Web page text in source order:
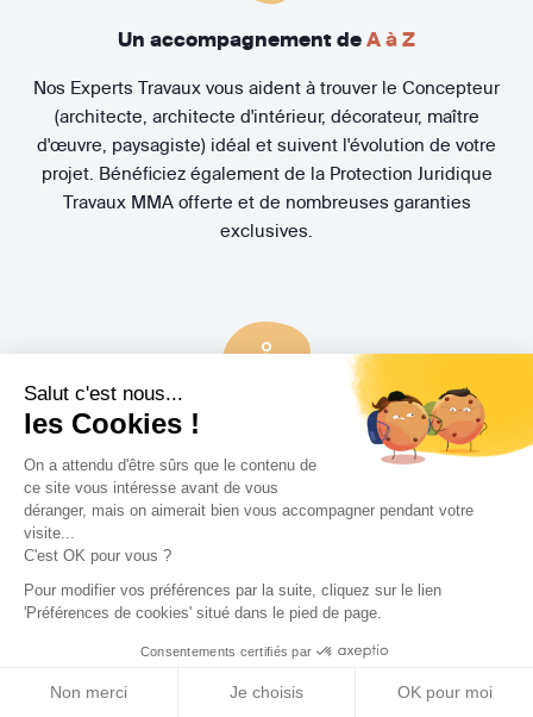
Salut c'est nous...
les Cookies !
On a attendu d'être sûrs que le contenu de
ce site vous intéresse avant de vous
déranger, mais on aimerait bien vous accompagner pendant votre
visite...
C'est OK pour vous ?
Pour modifier vos préférences par la suite, cliquez sur le lien
'Préférences de cookies' situé dans le pied de page.
Consentements certifiés par
Non merci Je choisis OK pour moi
Un accompagnement de A à Z
Nos Experts Travaux vous aident à trouver le Concepteur
(architecte, architecte d'intérieur, décorateur, maître
d'œuvre, paysagiste) idéal et suivent l'évolution de votre
projet. Bénéficiez également de la Protection Juridique
Travaux MMA offerte et de nombreuses garanties
exclusives.
3 rendez-vous gratuits
Pas de mauvaise surprise. Rencontrez gratuitement et sans
engagement trois Concepteurs et recevez en quelques